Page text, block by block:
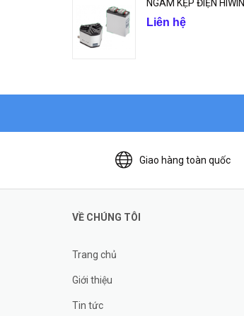
NGÀM KẸP ĐIỆN HIWIN
Liên hệ
Giao hàng toàn quốc
VỀ CHÚNG TÔI
Trang chủ
Giới thiệu
Tin tức